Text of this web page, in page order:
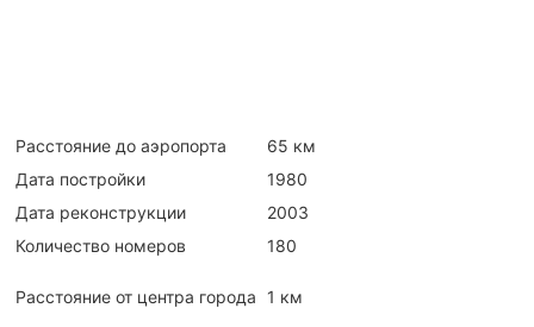
Расстояние до аэропорта
65 км
Дата постройки
1980
Дата реконструкции
2003
Количество номеров
180
Расстояние от центра города 1 км